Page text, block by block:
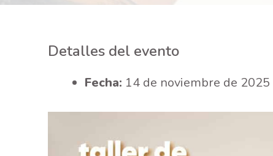
Detalles del evento
Fecha: 14 de noviembre de 2025